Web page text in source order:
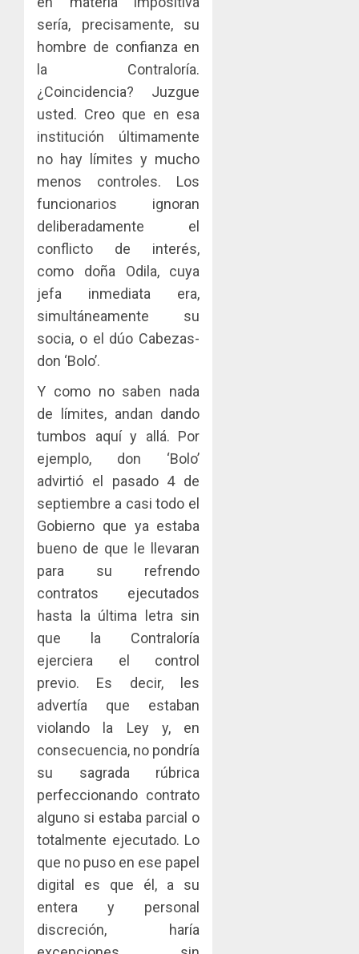
sería, precisamente, su
hombre de confianza en
la Contraloría.
¿Coincidencia? Juzgue
usted. Creo que en esa
institución últimamente
no hay límites y mucho
menos controles. Los
funcionarios ignoran
deliberadamente el
conflicto de interés,
como doña Odila, cuya
jefa inmediata era,
simultáneamente su
socia, o el dúo Cabezas-
don ‘Bolo’.
Y como no saben nada
de límites, andan dando
tumbos aquí y allá. Por
ejemplo, don ‘Bolo’
advirtió el pasado 4 de
septiembre a casi todo el
Gobierno que ya estaba
bueno de que le llevaran
para su refrendo
contratos ejecutados
hasta la última letra sin
que la Contraloría
ejerciera el control
previo. Es decir, les
advertía que estaban
violando la Ley y, en
consecuencia, no pondría
su sagrada rúbrica
perfeccionando contrato
alguno si estaba parcial o
totalmente ejecutado. Lo
que no puso en ese papel
digital es que él, a su
entera y personal
discreción, haría